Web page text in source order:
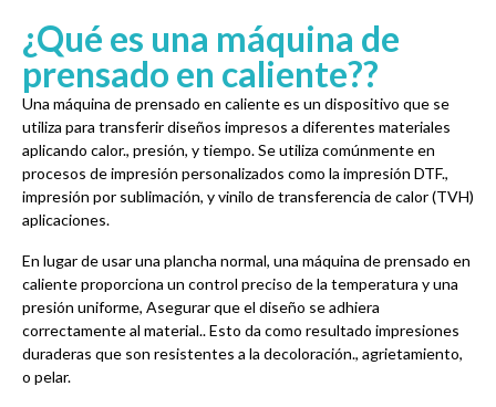
¿Qué es una máquina de
prensado en caliente??
Una máquina de prensado en caliente es un dispositivo que se
utiliza para transferir diseños impresos a diferentes materiales
aplicando calor., presión, y tiempo. Se utiliza comúnmente en
procesos de impresión personalizados como la impresión DTF.,
impresión por sublimación, y vinilo de transferencia de calor (TVH)
aplicaciones.
En lugar de usar una plancha normal, una máquina de prensado en
caliente proporciona un control preciso de la temperatura y una
presión uniforme, Asegurar que el diseño se adhiera
correctamente al material.. Esto da como resultado impresiones
duraderas que son resistentes a la decoloración., agrietamiento,
o pelar.